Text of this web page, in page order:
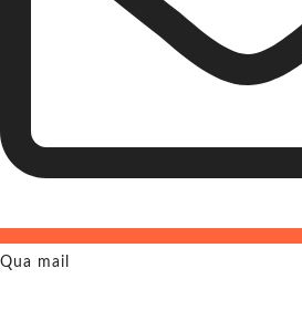
Qua mail